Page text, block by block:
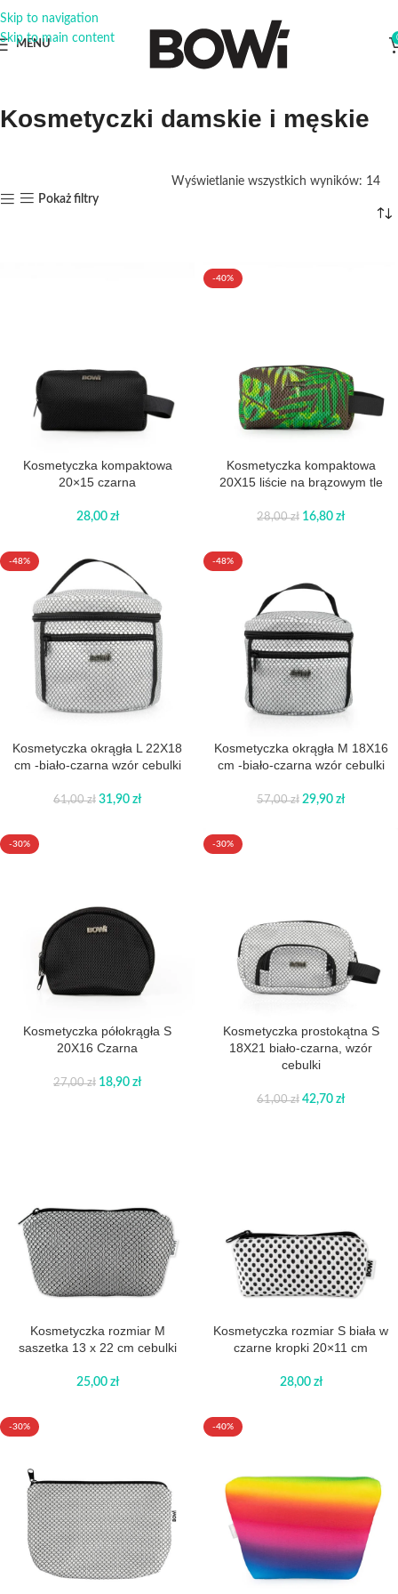
Skip to navigation
Skip to main content
MENU
Kosmetyczki damskie i męskie
Pokaż filtry
Wyświetlanie wszystkich wyników: 14
Kosmetyczka kompaktowa
20×15 czarna
28,00 zł
-40%
Kosmetyczka kompaktowa
20X15 liście na brązowym tle
28,00zł 16,80 zł
-48%
Kosmetyczka okrągła L 22X18
cm -biało-czarna wzór cebulki
61,00zł 31,90 zł
-48%
Kosmetyczka okrągła M 18X16
cm -biało-czarna wzór cebulki
57,00zł 29,90 zł
-30%
Kosmetyczka półokrągła S
20X16 Czarna
27,00zł 18,90 zł
-30%
Kosmetyczka prostokątna S
18X21 biało-czarna, wzór
cebulki
61,00zł 42,70 zł
Kosmetyczka rozmiar M
saszetka 13 x 22 cm cebulki
25,00 zł
Kosmetyczka rozmiar S biała w
czarne kropki 20×11 cm
28,00 zł
-30% -40%